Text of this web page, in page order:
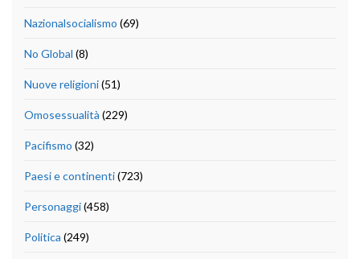
Nazionalsocialismo (69)
No Global (8)
Nuove religioni(51)
Omosessualità (229)
Pacifismo (32)
Paesi e continenti(723)
Personaggi(458)
Politica (249)